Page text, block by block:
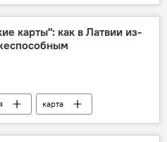
карты": как в Латвии из-
карта